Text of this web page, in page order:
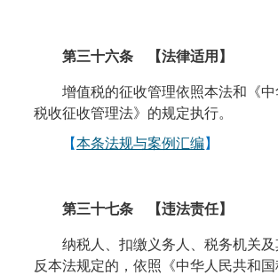
第三十六条 【法律适用】
增值税的征收管理依照本法和《中
税收征收管理法》的规定执行。
【本条法规与案例汇编 】
第三十七条 【违法责任】
纳税人、扣缴义务人、税务机关
反本法规定的，依照《中华人民共和